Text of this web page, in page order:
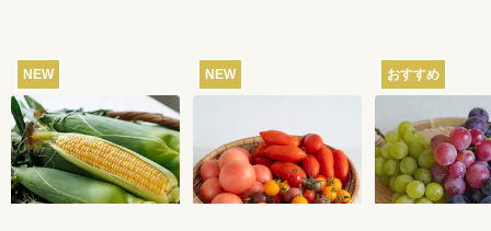
NEW
【産地直送】北軽井
沢のとうもろこし 12
本
送料込 4,250円
NEW
トマト食べくらべセ
ット 3kg
送料込 4,280円
おすすめ
【産地直送】
ふくじろうの
い濃厚ぶどう
送料込